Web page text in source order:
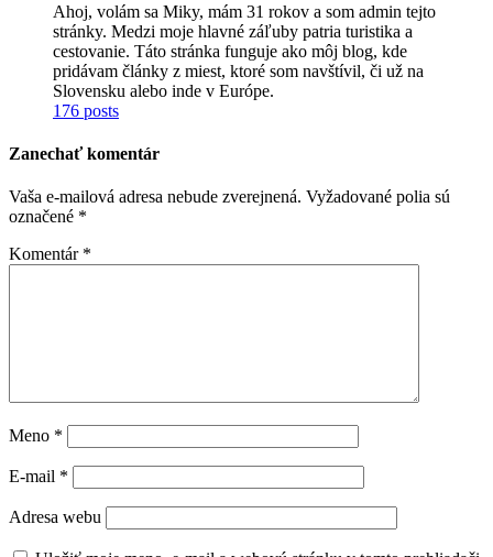
Ahoj, volám sa Miky, mám 31 rokov a som admin tejto
stránky. Medzi moje hlavné záľuby patria turistika a
cestovanie. Táto stránka funguje ako môj blog, kde
pridávam články z miest, ktoré som navštívil, či už na
Slovensku alebo inde v Európe.
176 posts
Zanechať komentár
Vaša e-mailová adresa nebude zverejnená. Vyžadované polia sú
označené *
Komentár *
Meno *
E-mail *
Adresa webu